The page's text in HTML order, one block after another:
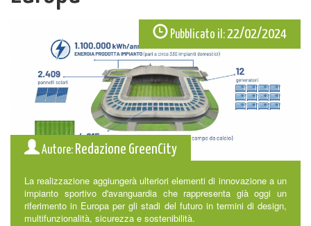
Pubblicato il:22/02/2024
Autore: Redazione GreenCity
La realizzazione aggiungerà ulteriori elementi di innovazione a un
impianto sportivo d'avanguardia che rappresenta già oggi un
riferimento in Europa per gli stadi del futuro in termini di design,
multifunzionalità, sicurezza e sostenibilità.